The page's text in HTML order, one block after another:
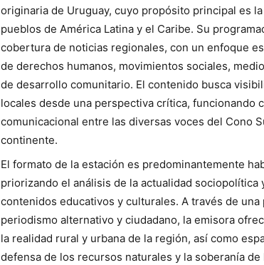
originaria de Uruguay, cuyo propósito principal es
pueblos de América Latina y el Caribe. Su
cobertura de noticias regionales, con un enfoque
de derechos humanos, movimientos sociales,
de desarrollo comunitario. El contenido busca
locales desde una perspectiva crítica, funcionando
comunicacional entre las diversas voces del Cono
continente.
El formato de la estación es predominantemente
priorizando el análisis de la actualidad sociopolítica
contenidos educativos y culturales. A través de una
periodismo alternativo y ciudadano, la emisora
la realidad rural y urbana de la región, así como
defensa de los recursos naturales y la soberanía de